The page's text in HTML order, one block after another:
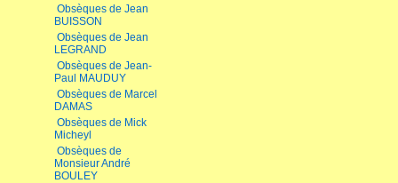
Obsèques de Jean
BUISSON
Obsèques de Jean
LEGRAND
Obsèques de Jean-
Paul MAUDUY
Obsèques de Marcel
DAMAS
Obsèques de Mick
Micheyl
Obsèques de
Monsieur André
BOULEY